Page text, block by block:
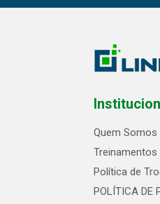
Quem Somos
Treinamentos
Política de
POLÍTICA DE